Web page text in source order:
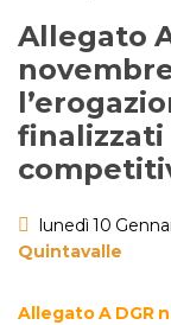
Allegato
finalizzati
lunedì 10
Quintavalle
Allegato A DGR